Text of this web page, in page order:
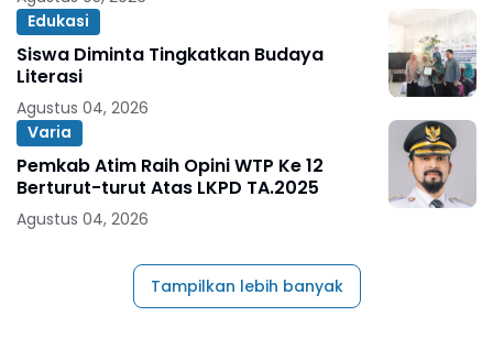
Edukasi
Siswa Diminta Tingkatkan Budaya
Literasi
Agustus 04, 2026
Varia
Pemkab Atim Raih Opini WTP Ke 12
Berturut-turut Atas LKPD TA.2025
Agustus 04, 2026
Tampilkan lebih banyak